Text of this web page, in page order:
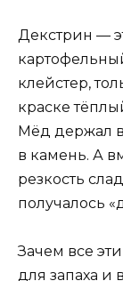
Декстрин —
клейстер,
краске
Мёд держал
в камень. А
резкость
получалось
Зачем все
для запаха и